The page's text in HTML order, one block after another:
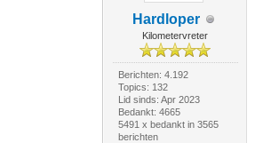
Hardloper
Kilometervreter
Berichten: 4.192
Topics: 132
Lid sinds: Apr 2023
Bedankt: 4665
5491 x bedankt in 3565
berichten